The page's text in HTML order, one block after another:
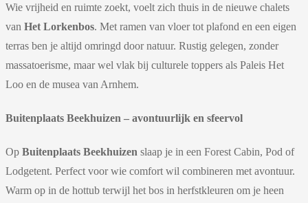
Wie vrijheid en ruimte zoekt, voelt zich thuis in de nieuwe chalets
van Het Lorkenbos. Met ramen van vloer tot plafond en een eigen
terras ben je altijd omringd door natuur. Rustig gelegen, zonder
massatoerisme, maar wel vlak bij culturele toppers als Paleis Het
Loo en de musea van Arnhem.
Buitenplaats Beekhuizen – avontuurlijk en sfeervol
Op Buitenplaats Beekhuizen slaap je in een Forest Cabin, Pod of
Lodgetent. Perfect voor wie comfort wil combineren met avontuur.
Warm op in de hottub terwijl het bos in herfstkleuren om je heen